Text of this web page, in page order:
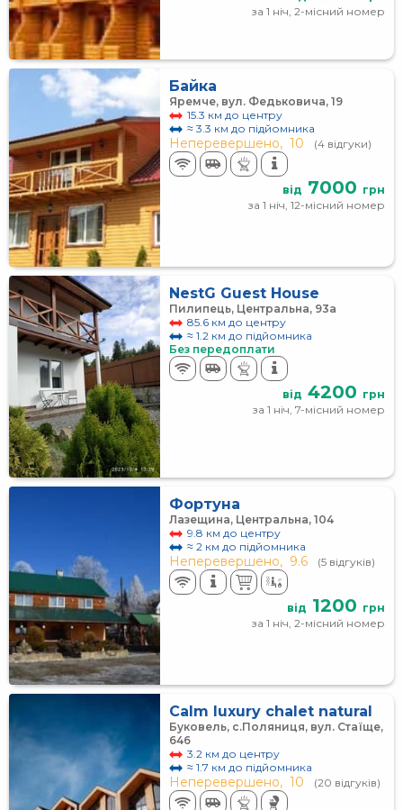
за 1 ніч, 2-місний номер
Байка
Яремче, вул. Федьковича, 19
15.3 км до центру
≈ 3.3 км до підйомника
Неперевершено, 10 (4 відгуки)
від 7000 грн
за 1 ніч, 12-місний номер
NestG Guest House
Пилипець, Центральна, 93а
85.6 км до центру
≈ 1.2 км до підйомника
Без передоплати
від 4200 грн
за 1 ніч, 7-місний номер
Фортуна
Лазещина, Центральна, 104
9.8 км до центру
≈ 2 км до підйомника
Неперевершено, 9.6 (5 відгуків)
від 1200 грн
за 1 ніч, 2-місний номер
Calm luxury chalet natural
Буковель, с.Поляниця, вул. Стаїще,
646
3.2 км до центру
≈ 1.7 км до підйомника
Неперевершено, 10 (20 відгуків)